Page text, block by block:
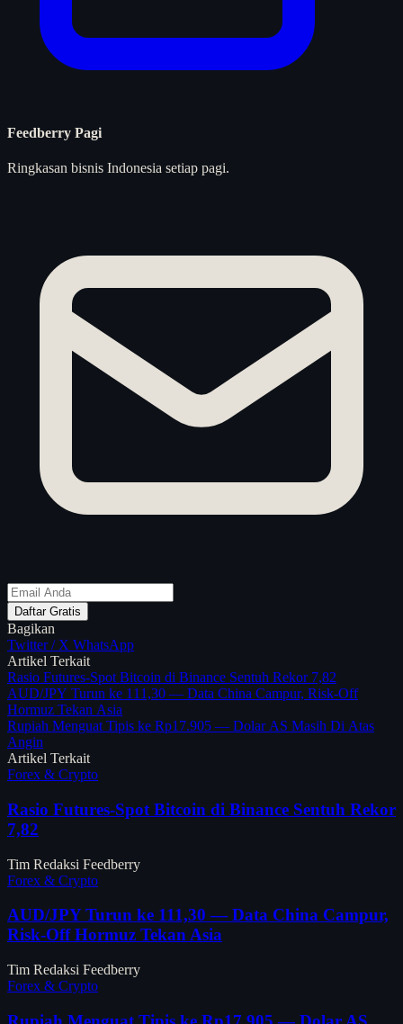
Feedberry Pagi
Ringkasan bisnis Indonesia setiap pagi.
Daftar Gratis
Bagikan
Twitter / X WhatsApp
Artikel Terkait
Rasio Futures-Spot Bitcoin di Binance Sentuh Rekor 7,82
AUD/JPY Turun ke 111,30 — Data China Campur, Risk-Off
Hormuz Tekan Asia
Rupiah Menguat Tipis ke Rp17.905 — Dolar AS Masih Di Atas
Angin
Artikel Terkait
Forex & Crypto
Rasio Futures-Spot Bitcoin di Binance Sentuh Rekor
7,82
Tim Redaksi Feedberry
Forex & Crypto
AUD/JPY Turun ke 111,30 — Data China Campur,
Risk-Off Hormuz Tekan Asia
Tim Redaksi Feedberry
Forex & Crypto